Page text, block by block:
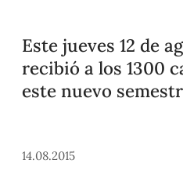
Este jueves 12 de
recibió a los 1300
este nuevo
14.08.2015